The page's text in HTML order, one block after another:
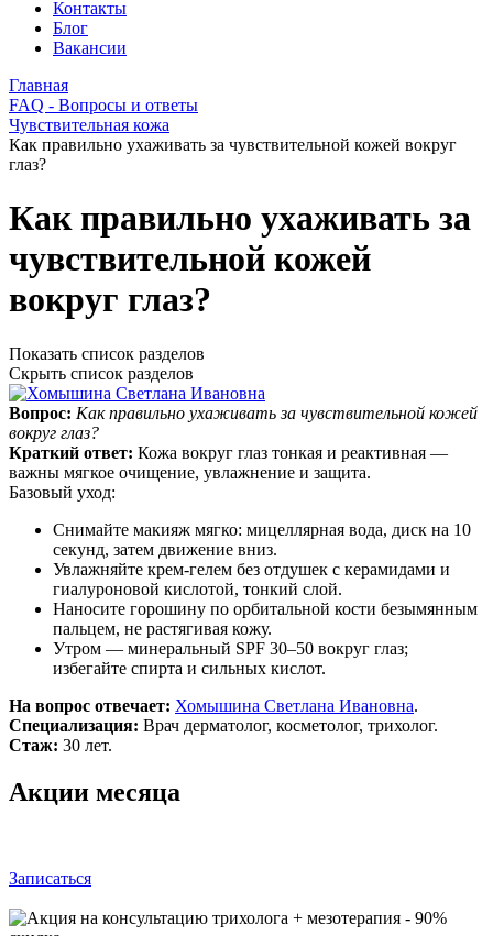
Контакты
Блог
Вакансии
Главная
FAQ - Вопросы и ответы
Чувствительная кожа
Как правильно ухаживать за чувствительной кожей вокруг
глаз?
Как правильно ухаживать за
чувствительной кожей
вокруг глаз?
Показать список разделов
Скрыть список разделов
Вопрос: Как правильно ухаживать за чувствительной кожей
вокруг глаз?
Краткий ответ: Кожа вокруг глаз тонкая и реактивная —
важны мягкое очищение, увлажнение и защита.
Базовый уход:
Снимайте макияж мягко: мицеллярная вода, диск на 10
секунд, затем движение вниз.
Увлажняйте крем-гелем без отдушек с керамидами и
гиалуроновой кислотой, тонкий слой.
Наносите горошину по орбитальной кости безымянным
пальцем, не растягивая кожу.
Утром — минеральный SPF 30–50 вокруг глаз;
избегайте спирта и сильных кислот.
На вопрос отвечает: Хомышина Светлана Ивановна.
Специализация: Врач дерматолог, косметолог, трихолог.
Стаж: 30 лет.
Акции месяца
Записаться